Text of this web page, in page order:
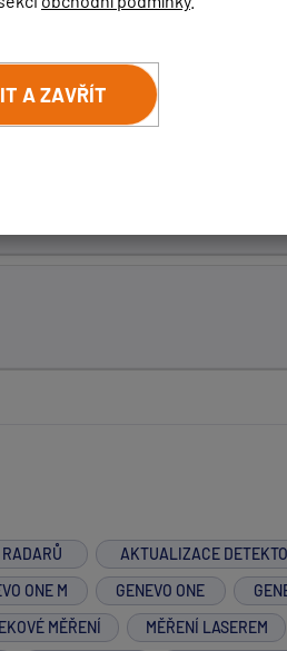
A ZAVŘÍT
přísavkou na boční zadní
bude dost v zákrytu.
AKTUALIZACE
ONE M GENEVO ONE
MĚŘENÍ MĚŘENÍ LASEREM